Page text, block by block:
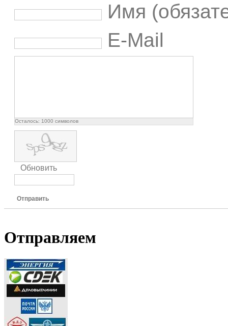
Имя
E-Mail
Осталось: 1000 символов
Обновить
Отправить
Отправляем